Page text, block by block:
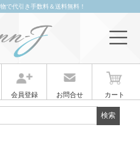
で代引き手数料＆送料無料！
会員登録 お問合せ カート